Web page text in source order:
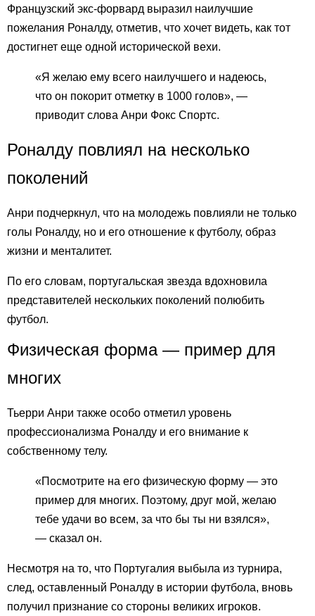
Французский экс-форвард выразил наилучшие
пожелания Роналду, отметив, что хочет видеть, как тот
достигнет еще одной исторической вехи.
«Я желаю ему всего наилучшего и надеюсь,
что он покорит отметку в 1000 голов», —
приводит слова Анри Фокс Спортс.
Роналду повлиял на несколько
поколений
Анри подчеркнул, что на молодежь повлияли не только
голы Роналду, но и его отношение к футболу, образ
жизни и менталитет.
По его словам, португальская звезда вдохновила
представителей нескольких поколений полюбить
футбол.
Физическая форма — пример для
многих
Тьерри Анри также особо отметил уровень
профессионализма Роналду и его внимание к
собственному телу.
«Посмотрите на его физическую форму — это
пример для многих. Поэтому, друг мой, желаю
тебе удачи во всем, за что бы ты ни взялся»,
— сказал он.
Несмотря на то, что Португалия выбыла из турнира,
след, оставленный Роналду в истории футбола, вновь
получил признание со стороны великих игроков.